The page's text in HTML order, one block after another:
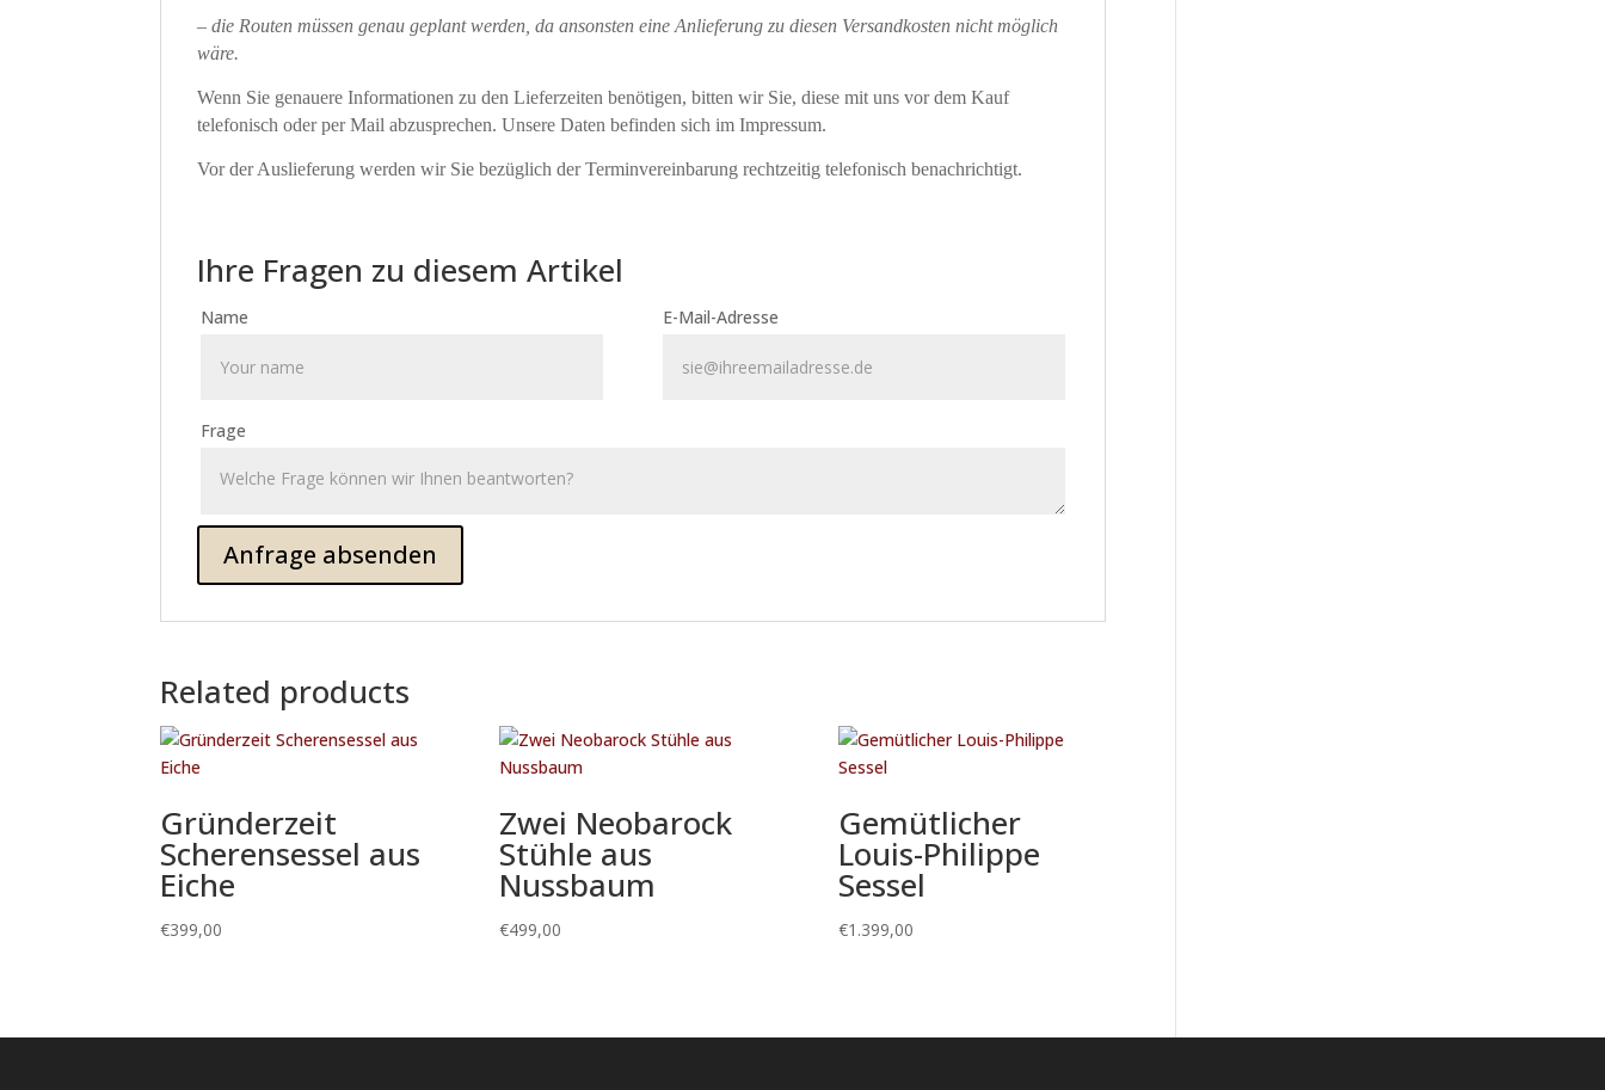
– die Routen müssen genau geplant werden, da ansonsten eine Anlieferung zu diesen Versandkosten nicht möglich
wäre.
Wenn Sie genauere Informationen zu den Lieferzeiten benötigen, bitten wir Sie, diese mit uns vor dem Kauf
telefonisch oder per Mail abzusprechen. Unsere Daten befinden sich im Impressum.
Vor der Auslieferung werden wir Sie bezüglich der Terminvereinbarung rechtzeitig telefonisch benachrichtigt.
Ihre Fragen zu diesem Artikel
Name E-Mail-Adresse
Frage
Related products
Gründerzeit
Scherensessel aus
Eiche
€399,00
Zwei Neobarock
Stühle aus
Nussbaum
€499,00
Gemütlicher
Louis-Philippe
Sessel
€1.399,00